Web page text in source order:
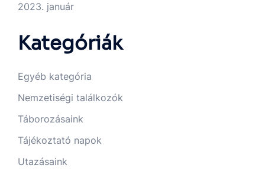
2023. január
Kategóriák
Egyéb kategória
Nemzetiségi találkozók
Táborozásaink
Tájékoztató napok
Utazásaink